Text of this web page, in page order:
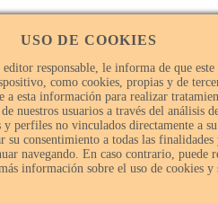
USO DE COOKIES
responsable, le informa de que este
como cookies, propias y de
a esta información para realizar
nuestros usuarios a través del análisis
y perfiles no vinculados directamente a
su consentimiento a todas las
navegando. En caso contrario, puede
información sobre el uso de cookies y